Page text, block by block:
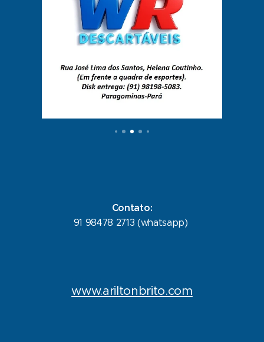
Contato:
91 98478 2713 (whatsapp)
www.ariltonbrito.com